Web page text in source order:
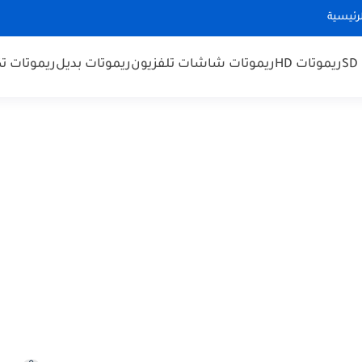
ريموتات HD ريموتات شاشات تلفزيونريموتات بديلريموتات